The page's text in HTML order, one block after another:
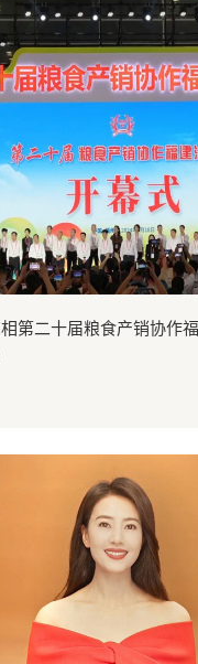
第二十届粮食产销协作